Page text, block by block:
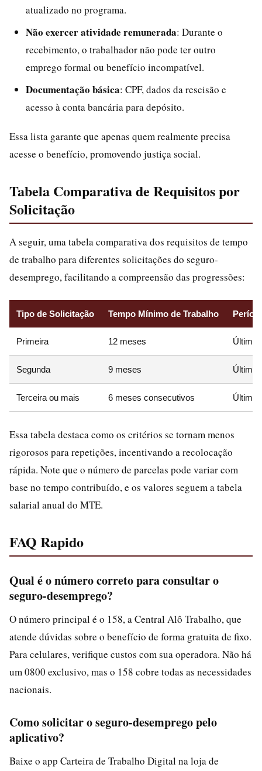
atualizado no programa.
Não exercer atividade remunerada: Durante o
recebimento, o trabalhador não pode ter outro
emprego formal ou benefício incompatível.
Documentação básica: CPF, dados da rescisão e
acesso à conta bancária para depósito.
Essa lista garante que apenas quem realmente precisa
acesse o benefício, promovendo justiça social.
Tabela Comparativa de Requisitos por
Solicitação
A seguir, uma tabela comparativa dos requisitos de tempo
de trabalho para diferentes solicitações do seguro-
desemprego, facilitando a compreensão das progressões:
Tipo de Solicitação Tempo Mínimo de Trabalho
Primeira 12 meses
Segunda 9 meses
Terceira ou mais 6 meses consecutivos
Essa tabela destaca como os critérios se tornam menos
rigorosos para repetições, incentivando a recolocação
rápida. Note que o número de parcelas pode variar com
base no tempo contribuído, e os valores seguem a tabela
salarial anual do MTE.
FAQ Rapido
Qual é o número correto para consultar o
seguro-desemprego?
O número principal é o 158, a Central Alô Trabalho, que
atende dúvidas sobre o benefício de forma gratuita de fixo.
Para celulares, verifique custos com sua operadora. Não há
um 0800 exclusivo, mas o 158 cobre todas as necessidades
nacionais.
Como solicitar o seguro-desemprego pelo
aplicativo?
Baixe o app Carteira de Trabalho Digital na loja de